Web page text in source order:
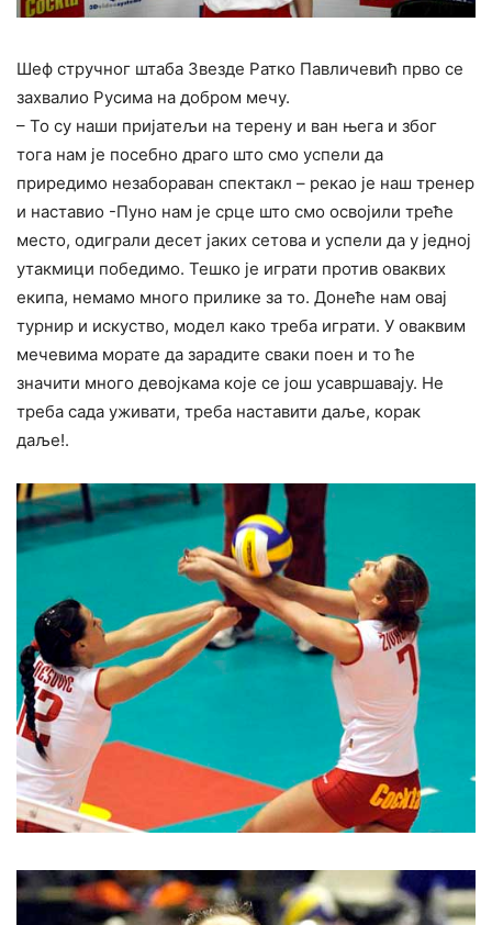
Шеф стручног штаба Звезде Ратко Павличевић прво се
захвалио Русима на добром мечу.
– То су наши пријатељи на терену и ван њега и због
тога нам је посебно драго што смо успели да
приредимо незабораван спектакл – рекао је наш тренер
и наставио -Пуно нам је срце што смо освојили треће
место, одиграли десет јаких сетова и успели да у једној
утакмици победимо. Тешко је играти против оваквих
екипа, немамо много прилике за то. Донеће нам овај
турнир и искуство, модел како треба играти. У оваквим
мечевима морате да зарадите сваки поен и то ће
значити много девојкама које се још усавршавају. Не
треба сада уживати, треба наставити даље, корак
даље!.